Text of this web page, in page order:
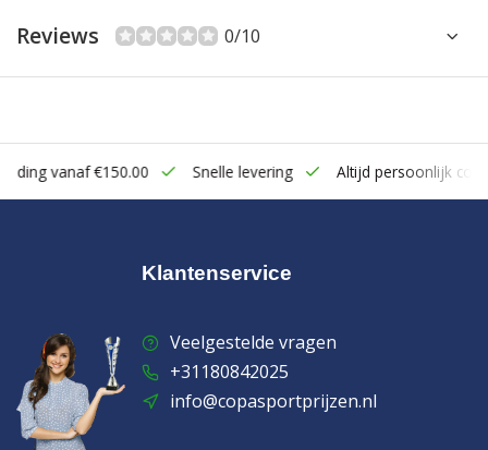
Reviews 0/10
vanaf €150.00 Snelle levering Altijd persoonlijk
Klantenservice
Veelgestelde vragen
+31180842025
info@copasportprijzen.nl